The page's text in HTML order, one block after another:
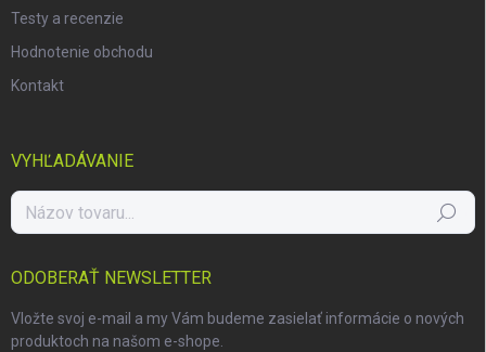
Testy a recenzie
Hodnotenie obchodu
Kontakt
VYHĽADÁVANIE
Hľadať
ODOBERAŤ NEWSLETTER
Vložte svoj e-mail a my Vám budeme zasielať informácie o nových
produktoch na našom e-shope.